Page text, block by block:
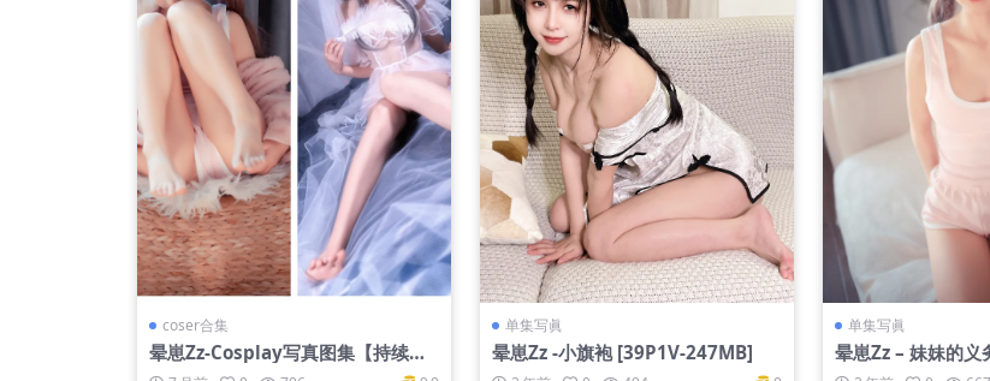
coser合集
晕崽Zz-Cosplay写真图集【持续更
新】
单集写眞
晕崽Zz -小旗袍 [39P1V-247MB]
单集写眞
晕崽Zz – 妹妹的